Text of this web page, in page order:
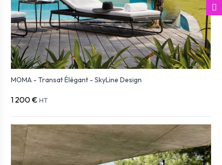
MOMA - Transat Élégant - SkyLine Design
1 200 € HT